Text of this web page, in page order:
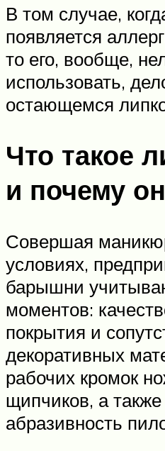
В том случае,
появляется
то его, вообще,
использовать,
остающемся
Что такое
и почему
Совершая
условиях,
барышни
моментов:
покрытия и
декоративных
рабочих кромок
щипчиков, а
абразивность